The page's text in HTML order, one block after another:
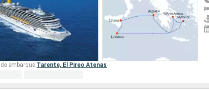
embarque:Tarente, El Pireo Atenas